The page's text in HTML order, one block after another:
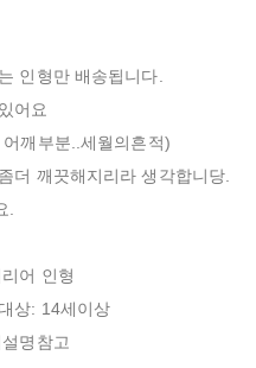
인형만 배송됩니다.
어요
깨부분..세월의흔적)
더 깨끗해지리라 생각합니당.
.
어 인형
상: 14세이상
명참고